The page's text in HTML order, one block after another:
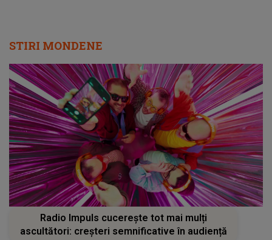
STIRI MONDENE
Radio Impuls cucerește tot mai mulți
ascultători: creșteri semnificative în audiență